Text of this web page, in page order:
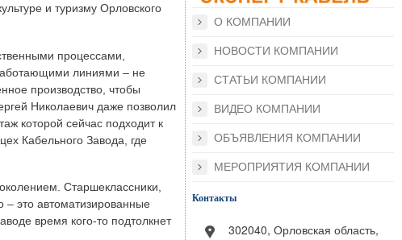
и туризму Орловского
процессами,
линиями – не
производство, чтобы
Николаевич даже позволил
которой сейчас подходит к
Кабельного Завода, где
Старшеклассники,
– это автоматизированные
время кого-то подтолкнет
О КОМПАНИИ
НОВОСТИ КОМПАНИИ
СТАТЬИ КОМПАНИИ
ВИДЕО КОМПАНИИ
ОБЪЯВЛЕНИЯ КОМПАНИИ
МЕРОПРИЯТИЯ КОМПАНИИ
Контакты
302040, Орловская область,